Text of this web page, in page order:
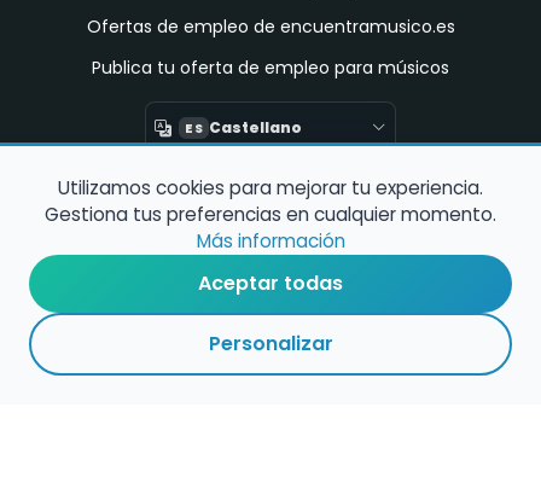
Ofertas de empleo de encuentramusico.es
Publica tu oferta de empleo para músicos
ES Castellano
Encuentra Músico
Buscador de Músicos
Encuentra Pianista Acompañante
Asesoría para músicos y docentes
Utilizamos cookies para mejorar tu experiencia.
Gestiona tus preferencias en cualquier momento.
Más información
Aceptar todas
Personalizar